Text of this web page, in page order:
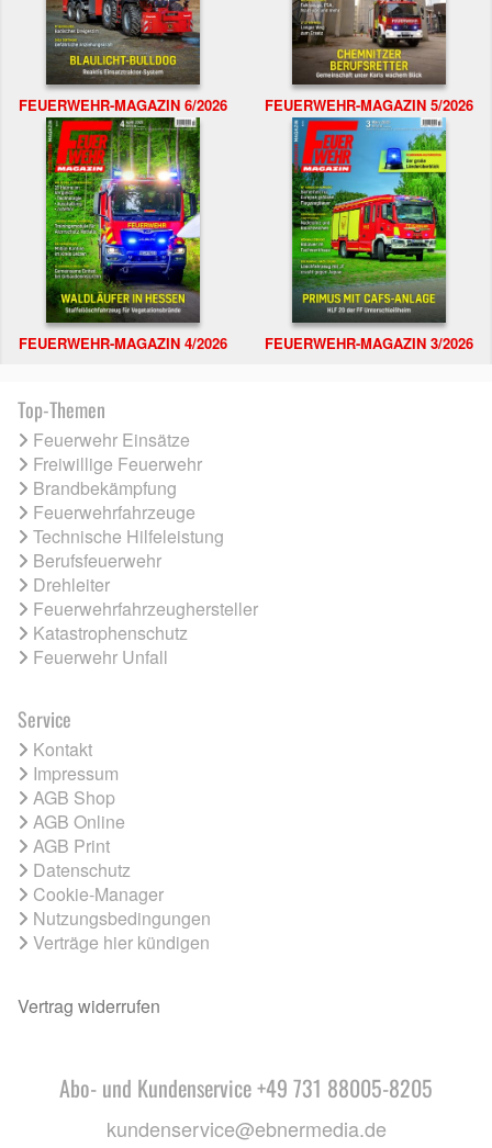
FEUERWEHR-MAGAZIN 6/2026 FEUERWEHR-MAGAZIN 5/2026
FEUERWEHR-MAGAZIN 4/2026 FEUERWEHR-MAGAZIN 3/2026
Top-Themen
Feuerwehr Einsätze
Freiwillige Feuerwehr
Brandbekämpfung
Feuerwehrfahrzeuge
Technische Hilfeleistung
Berufsfeuerwehr
Drehleiter
Feuerwehrfahrzeughersteller
Katastrophenschutz
Feuerwehr Unfall
Service
Kontakt
Impressum
AGB Shop
AGB Online
AGB Print
Datenschutz
Cookie-Manager
Nutzungsbedingungen
Verträge hier kündigen
Vertrag widerrufen
Abo- und Kundenservice +49 731 88005-8205
kundenservice@ebnermedia.de